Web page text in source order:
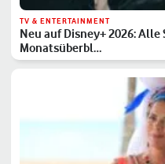
TV & ENTERTAINMENT
Neu auf Disney+ 2026:
Monatsüberbl…